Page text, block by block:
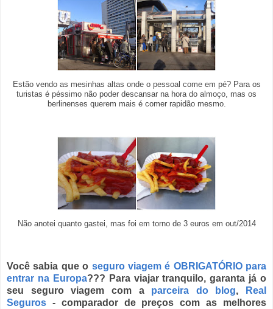
Estão vendo as mesinhas altas onde o pessoal come em pé? Para os
turistas é péssimo não poder descansar na hora do almoço, mas os
berlinenses querem mais é comer rapidão mesmo.
Não anotei quanto gastei, mas foi em torno de 3 euros em out/2014
Você sabia que o seguro viagem é OBRIGATÓRIO para
entrar na Europa??? Para viajar tranquilo, garanta já o
seu seguro viagem com a parceira do blog,
Real
Seguros - comparador de preços com as melhores